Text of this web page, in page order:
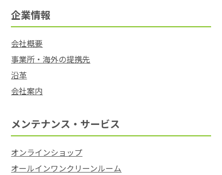
企業情報
会社概要
事業所・海外の提携先
沿革
会社案内
メンテナンス・サービス
オンラインショップ
オールインワンクリーンルーム